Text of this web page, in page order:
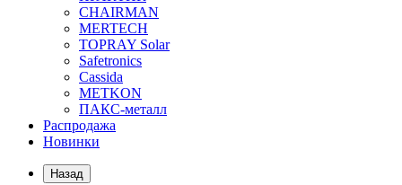
CHAIRMAN
MERTECH
TOPRAY Solar
Safetronics
Cassida
METKON
ПАКС-металл
Распродажа
Новинки
Назад